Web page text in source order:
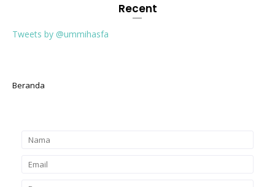
Recent
Tweets by @ummihasfa
Beranda